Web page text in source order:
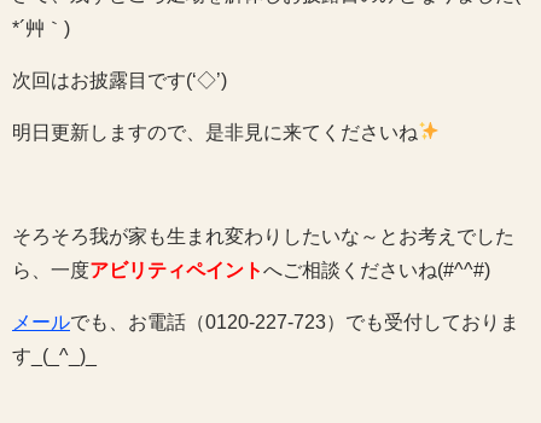
*´艸｀)
次回はお披露目です(‘◇’)ゞ
明日更新しますので、是非見に来てくださいね
そろそろ我が家も生まれ変わりしたいな～とお考えでした
ら、一度アビリティペイントへご相談くださいね(#^^#)
メールでも、お電話（0120-227-723）でも受付しておりま
す_(_^_)_